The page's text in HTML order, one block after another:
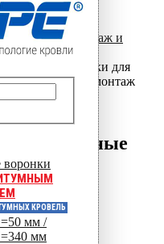
воронки
КРОВЕЛЬ
мм /
мм
и планки
и расчёт,
Монтаж и
прижимные рейки для
расчёт, монтаж
прижимные
расчёт,